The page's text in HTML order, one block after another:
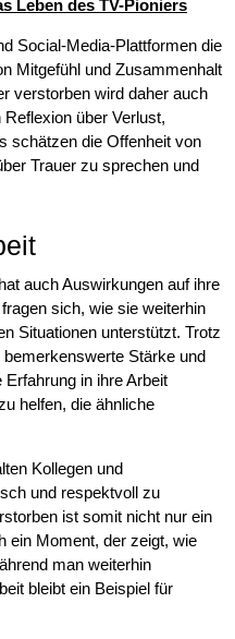
Leben des TV-Pioniers
Social-Media-Plattformen die
Mitgefühl und Zusammenhalt
verstorben wird daher auch
über Verlust,
schätzen die Offenheit von
Trauer zu sprechen und
auch Auswirkungen auf ihre
sich, wie sie weiterhin
Situationen unterstützt. Trotz
Stärke und
in ihre Arbeit
helfen, die ähnliche
Kollegen und
und respektvoll zu
ist somit nicht nur ein
ein Moment, der zeigt, wie
man weiterhin
bleibt ein Beispiel für